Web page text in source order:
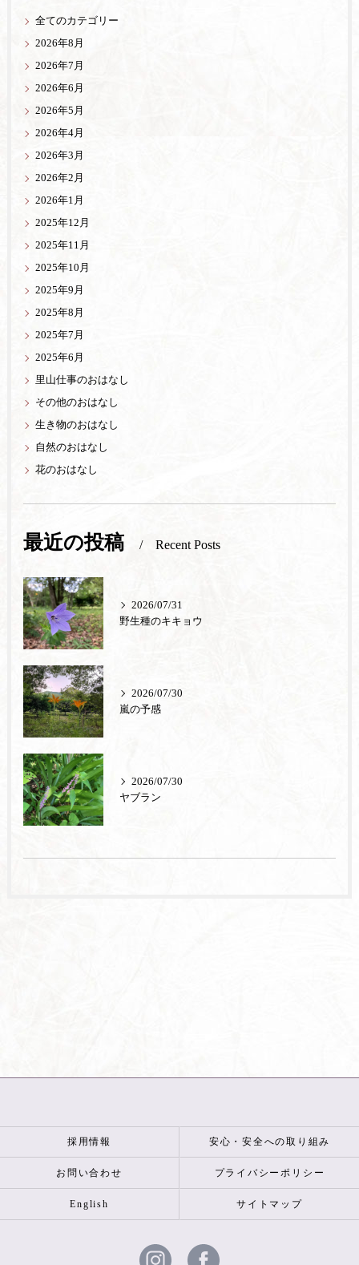
全てのカテゴリー
2026年8月
2026年7月
2026年6月
2026年5月
2026年4月
2026年3月
2026年2月
2026年1月
2025年12月
2025年11月
2025年10月
2025年9月
2025年8月
2025年7月
2025年6月
里山仕事のおはなし
その他のおはなし
生き物のおはなし
自然のおはなし
花のおはなし
最近の投稿 Recent Posts
2026/07/31
野生種のキキョウ
2026/07/30
嵐の予感
2026/07/30
ヤブラン
採用情報 安心・安全への取り組み
お問い合わせ プライバシーポリシー
English サイトマップ